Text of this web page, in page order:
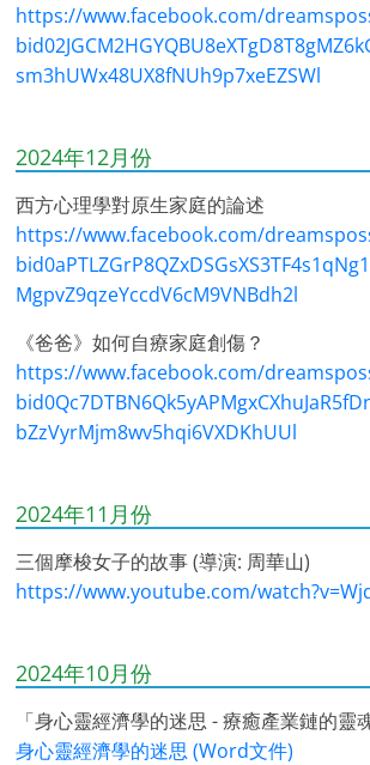
https://www.facebook.com/
sm3hUWx48UX8fNUh9p7xeEZSWl
2024年12月份
西方心理學對原生家庭的論述
https://www.facebook.com/
MgpvZ9qzeYccdV6cM9VNBdh2l
《爸爸》如何自療家庭創傷？
https://www.facebook.com/
bZzVyrMjm8wv5hqi6VXDKhUUl
2024年11月份
三個摩梭女子的故事 (導演: 周華山)
https://www.youtube.com/
2024年10月份
「身心靈經濟學的迷思 - 療癒產業鏈的靈
身心靈經濟學的迷思 (Word文件)